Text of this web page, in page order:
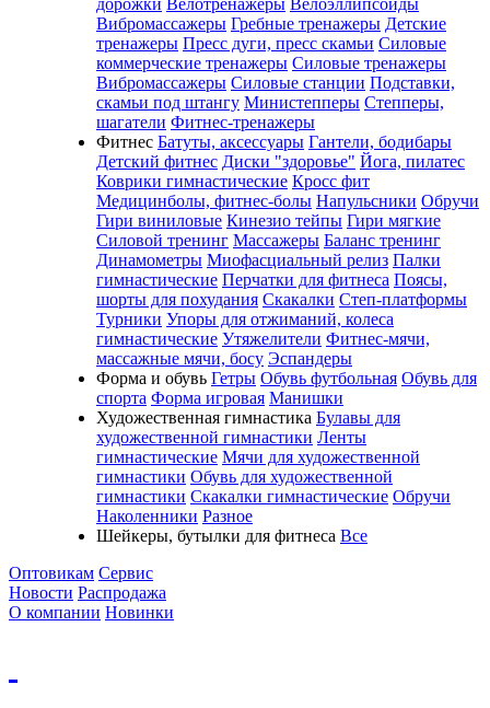
дорожки Велотренажеры Велоэллипсоиды
Вибромассажеры Гребные тренажеры Детские
тренажеры Пресс дуги, пресс скамьи Силовые
коммерческие тренажеры Силовые тренажеры
Вибромассажеры Силовые станции Подставки,
скамьи под штангу Министепперы Степперы,
шагатели Фитнес-тренажеры
Фитнес Батуты, аксессуары Гантели, бодибары
Детский фитнес Диски "здоровье" Йога, пилатес
Коврики гимнастические Кросс фит
Медицинболы, фитнес-болы Напульсники Обручи
Гири виниловые Кинезио тейпы Гири мягкие
Силовой тренинг Массажеры Баланс тренинг
Динамометры Миофасциальный релиз Палки
гимнастические Перчатки для фитнеса Поясы,
шорты для похудания Скакалки Степ-платформы
Турники Упоры для отжиманий, колеса
гимнастические Утяжелители Фитнес-мячи,
массажные мячи, босу Эспандеры
Форма и обувь Гетры Обувь футбольная Обувь для
спорта Форма игровая Манишки
Художественная гимнастика Булавы для
художественной гимнастики Ленты
гимнастические Мячи для художественной
гимнастики Обувь для художественной
гимнастики Скакалки гимнастические Обручи
Наколенники Разное
Шейкеры, бутылки для фитнеса Все
Оптовикам Сервис
Новости Распродажа
О компании Новинки